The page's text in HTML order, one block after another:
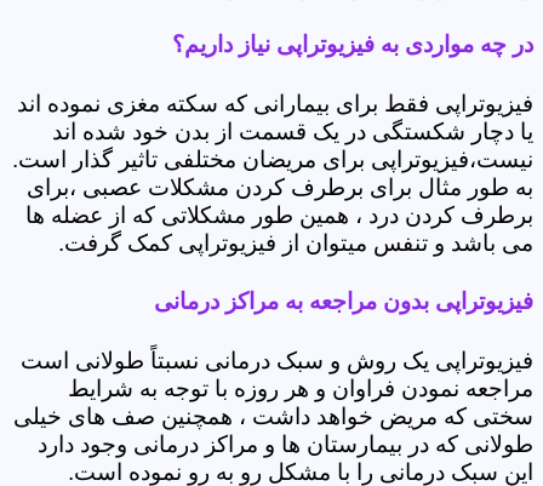
در چه مواردی به فیزیوتراپی نیاز داریم؟
فیزیوتراپی فقط برای بیمارانی که سکته مغزی نموده اند
یا دچار شکستگی در یک قسمت از بدن خود شده اند
نیست،فیزیوتراپی برای مریضان مختلفی تاثیر گذار است.
به طور مثال برای برطرف کردن مشکلات عصبی ،برای
برطرف کردن درد ، همین طور مشکلاتی که از عضله ها
می باشد و تنفس میتوان از فیزیوتراپی کمک گرفت.
فیزیوتراپی بدون مراجعه به مراکز درمانی
فیزیوتراپی یک روش و سبک درمانی نسبتاً طولانی است
مراجعه نمودن فراوان و هر روزه با توجه به شرایط
سختی که مریض خواهد داشت ، همچنین صف های خیلی
طولانی که در بیمارستان ها و مراکز درمانی وجود دارد
این سبک درمانی را با مشکل رو به رو نموده است.